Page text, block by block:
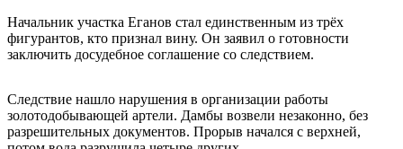
Начальник участка Еганов стал единственным из трёх
фигурантов, кто признал вину. Он заявил о готовности
заключить досудебное соглашение со следствием.
Следствие нашло нарушения в организации работы
золотодобывающей артели. Дамбы возвели незаконно, без
разрешительных документов. Прорыв начался с верхней,